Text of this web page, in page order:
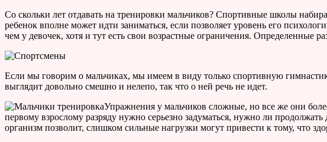
Со скольки лет отдавать на тренировки мальчиков? Спортивные школы
ребенок вполне может идти заниматься, если позволяет уровень его
чем у девочек, хотя и тут есть свои возрастные ограничения. Определенные
Если мы говорим о мальчиках, мы имеем в виду только спортивную
выглядит довольно смешно и нелепо, так что о ней речь не идет.
Упражнения у мальчиков сложные, но все же они
первому взрослому разряду нужно серьезно задуматься, нужно ли
организм позволит, слишком сильные нагрузки могут привести к тому, что